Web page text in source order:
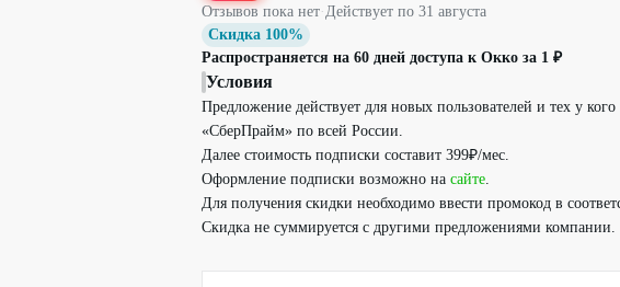
Отзывов пока нет·Действует по 31 августа
Скидка 100%
Распространяется на 60 дней доступа к Окко за 1 ₽
Условия
Предложение действует для новых пользователей и тех у
«СберПрайм» по всей России.
Далее стоимость подписки составит 399₽/мес.
Оформление подписки возможно на сайте.
Для получения скидки необходимо ввести промокод в
Скидка не суммируется с другими предложениями компании.